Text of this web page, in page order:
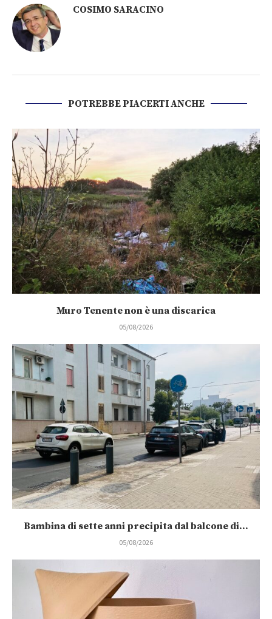
COSIMO SARACINO
POTREBBE PIACERTI ANCHE
Muro Tenente non è una discarica
05/08/2026
Bambina di sette anni precipita dal balcone di...
05/08/2026